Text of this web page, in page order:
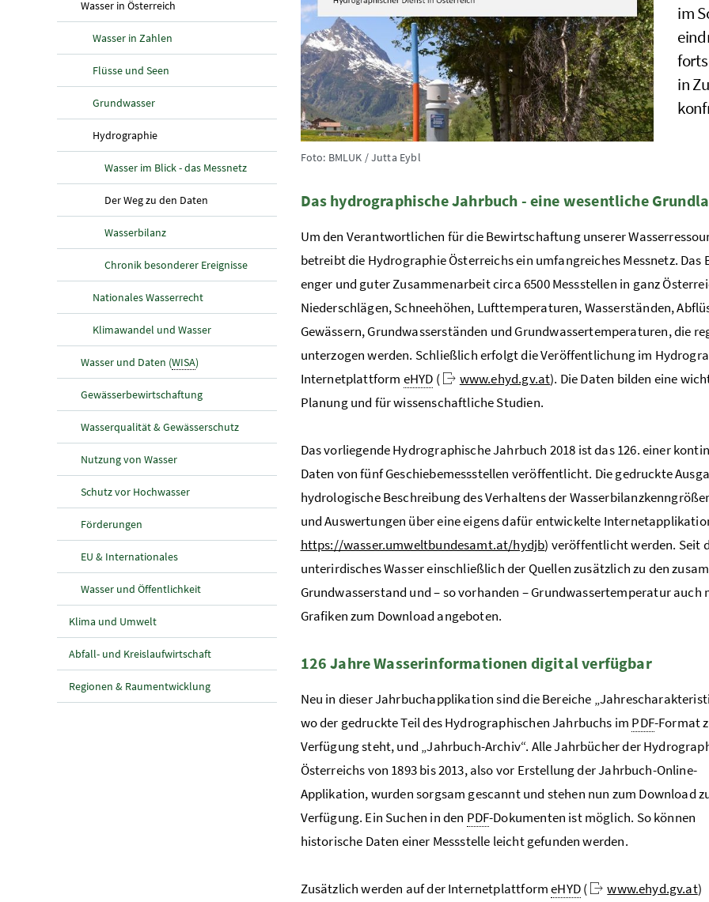
Wasser in Österreich(aktuelle Seite)
Wasser in Zahlen
Flüsse und Seen
Grundwasser
Hydrographie(aktuelle Seite)
Wasser im Blick - das Messnetz
Der Weg zu den Daten(aktuelle Seite)
Wasserbilanz
Chronik besonderer Ereignisse
Nationales Wasserrecht
Klimawandel und Wasser
Wasser und Daten (WISA)
Gewässerbewirtschaftung
Wasserqualität & Gewässerschutz
Nutzung von Wasser
Schutz vor Hochwasser
Förderungen
EU & Internationales
Wasser und Öffentlichkeit
Klima und Umwelt
Abfall- und Kreislaufwirtschaft
Regionen & Raumentwicklung
Foto: BMLUK / Jutta Eybl
im
in
Das hydrographische Jahrbuch - eine wesentliche
Um den Verantwortlichen für die Bewirtschaftung unserer
betreibt die Hydrographie Österreichs ein umfangreiches Messnetz.
enger und guter Zusammenarbeit circa 6500 Messstellen in ganz
Niederschlägen, Schneehöhen, Lufttemperaturen, Wasserständen,
Gewässern, Grundwasserständen und Grundwassertemperaturen, die
unterzogen werden. Schließlich erfolgt die Veröffentlichung im
Internetplattform eHYD ( www.ehyd.gv.at). Die Daten bilden eine
Planung und für wissenschaftliche Studien.
Das vorliegende Hydrographische Jahrbuch 2018 ist das 126. einer
Daten von fünf Geschiebemessstellen veröffentlicht. Die gedruckte
hydrologische Beschreibung des Verhaltens der
und Auswertungen über eine eigens dafür entwickelte
https://wasser.umweltbundesamt.at/hydjb) veröffentlicht werden. Seit
unterirdisches Wasser einschließlich der Quellen zusätzlich zu den
Grundwasserstand und – so vorhanden – Grundwassertemperatur
Grafiken zum Download angeboten.
126 Jahre Wasserinformationen digital verfügbar
Neu in dieser Jahrbuchapplikation sind die Bereiche
wo der gedruckte Teil des Hydrographischen Jahrbuchs im PDF-Format
Verfügung steht, und „Jahrbuch-Archiv“. Alle Jahrbücher der
Österreichs von 1893 bis 2013, also vor Erstellung der Jahrbuch-Online-
Applikation, wurden sorgsam gescannt und stehen nun zum Download
Verfügung. Ein Suchen in den PDF-Dokumenten ist möglich. So können
historische Daten einer Messstelle leicht gefunden werden.
Zusätzlich werden auf der InternetplattformeHYD( www.ehyd.gv.at)